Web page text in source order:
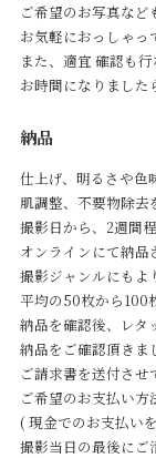
ご希望のお写真など
お気軽におっしゃっ
また、適宜 確認も
お時間になりました
納品
仕上げ、明るさや色
肌調整、不要物除去
撮影日から、2週間
オンラインにて納品
撮影ジャンルにもよ
平均の50枚から100
納品を確認後、レタ
納品をご確認頂きま
ご請求書を送付させ
ご希望のお支払い方
( 現金でのお支払い
撮影当日の最後にご